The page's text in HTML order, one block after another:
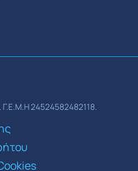
Γ.Ε.Μ.Η 24524582482118.